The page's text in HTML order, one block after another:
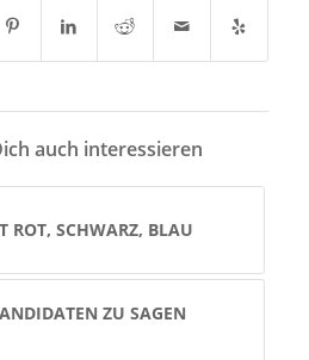
auch interessieren
ROT, SCHWARZ, BLAU
ZU SAGEN